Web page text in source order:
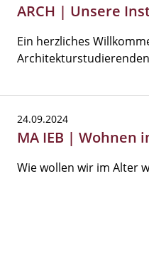
ARCH | Unsere
Ein herzliches
24.09.2024
MA IEB | Wohnen
Wie wollen wir im Alter